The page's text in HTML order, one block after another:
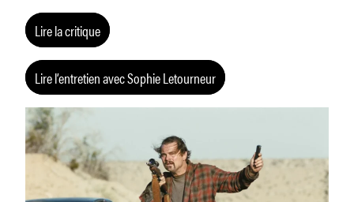
Lire la critique
Lire l’entretien avec Sophie Letourneur